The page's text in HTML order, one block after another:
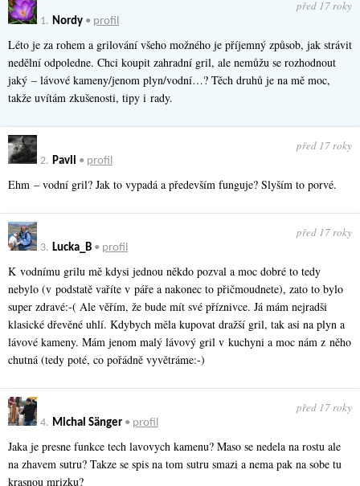
1. Nordy • profil
před 17 roky
Léto je za rohem a grilování všeho možného je příjemný způsob, jak strávit
nedělní odpoledne. Chci koupit zahradní gril, ale nemůžu se rozhodnout
jaký – lávové kameny/jenom plyn/vodní…? Těch druhů je na mě moc,
takže uvítám zkušenosti, tipy i rady.
2. Pavli • profil
před 17 roky
Ehm – vodní gril? Jak to vypadá a především funguje? Slyším to porvé.
3. Lucka_B • profil
před 17 roky
K vodnímu grilu mě kdysi jednou někdo pozval a moc dobré to tedy
nebylo (v podstatě vaříte v páře a nakonec to přičmoudnete), zato to bylo
super zdravé:-( Ale věřím, že bude mít své příznivce. Já mám nejradši
klasické dřevěné uhlí. Kdybych měla kupovat dražší gril, tak asi na plyn a
lávové kameny. Mám jenom malý lávový gril v kuchyni a moc nám z něho
chutná (tedy poté, co pořádně vyvětráme:-)
4. Michal Sänger • profil
před 17 roky
Jaka je presne funkce tech lavovych kamenu? Maso se nedela na rostu ale
na zhavem sutru? Takze se spis na tom sutru smazi a nema pak na sobe tu
krasnou mrizku?